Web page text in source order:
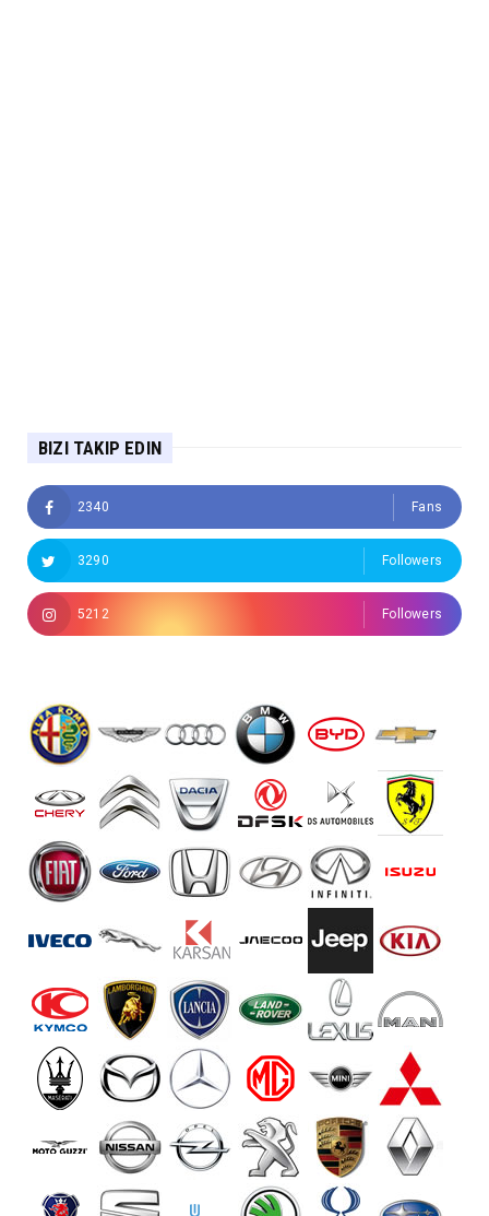
BIZI TAKIP EDIN
2340 Fans
3290 Followers
5212 Followers